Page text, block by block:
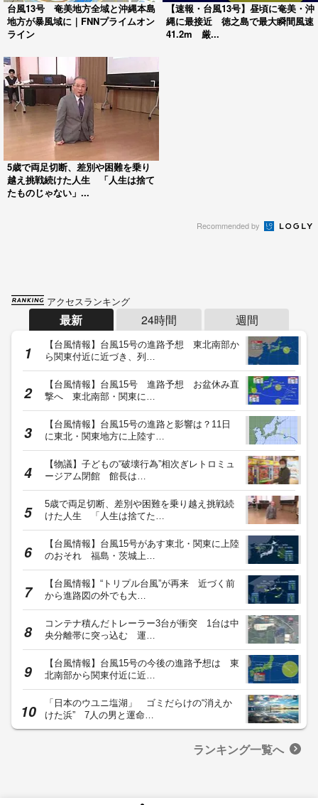
台風13号 奄美地方全域と沖縄本島
地方が暴風域に｜FNNプライムオン
ライン
【速報・台風13号】昼頃に奄美・沖
縄に最接近 徳之島で最大瞬間風速
41.2m 厳...
5歳で両足切断、差別や困難を乗り
越え挑戦続けた人生 「人生は捨て
たものじゃない」...
Recommended by
アクセスランキング
最新 24時間 週間
【台風情報】台風15号の進路予想 東北南部か
ら関東付近に近づき、列…
【台風情報】台風15号 進路予想 お盆休み直
撃へ 東北南部・関東に…
【台風情報】台風15号の進路と影響は？11日
に東北・関東地方に上陸す…
【物議】子どもの“破壊行為”相次ぎレトロミュ
ージアム閉館 館長は…
5歳で両足切断、差別や困難を乗り越え挑戦続
けた人生 「人生は捨てた…
【台風情報】台風15号があす東北・関東に上陸
のおそれ 福島・茨城上…
【台風情報】“トリプル台風”が再来 近づく前
から進路図の外でも大…
コンテナ積んだトレーラー3台が衝突 1台は中
央分離帯に突っ込む 運…
【台風情報】台風15号の今後の進路予想は 東
北南部から関東付近に近…
「日本のウユニ塩湖」 ゴミだらけの“消えか
けた浜” 7人の男と運命…
ランキング一覧へ